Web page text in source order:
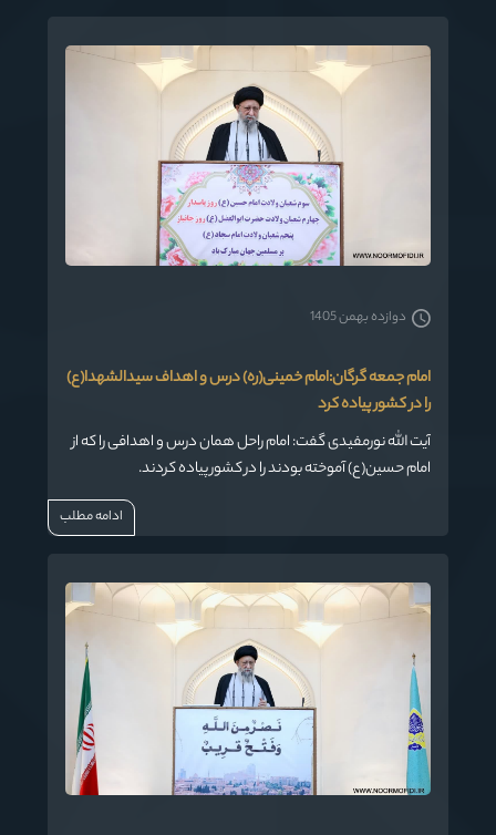
امام جمعه گرگان:امام خمینی(ره) درس و اهداف سیدالشهدا(ع)
را در کشور پیاده کرد
آیت الله نورمفیدی گفت: امام راحل همان درس و اهدافی را که از
امام حسین(ع) آموخته بودند را در کشور پیاده کردند.
دوازده بهمن 1405
ادامه مطلب